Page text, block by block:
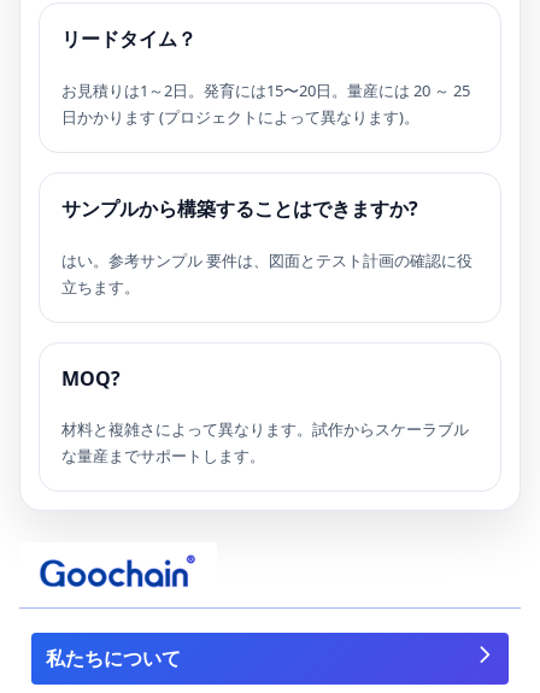
リードタイム？
お見積りは1～2日。発育には15〜20日。量産には 20 ～ 25
日かかります (プロジェクトによって異なります)。
サンプルから構築することはできますか?
はい。参考サンプル 要件は、図面とテスト計画の確認に役
立ちます。
MOQ?
材料と複雑さによって異なります。試作からスケーラブル
な量産までサポートします。
私たちについて